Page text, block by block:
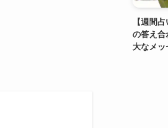
【週間
の答え
大なメッ